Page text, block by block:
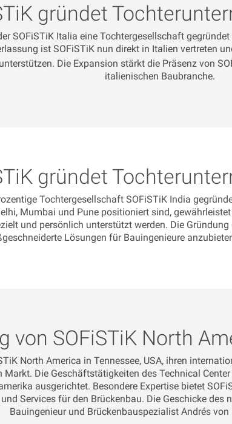
gründet
SOFiSTiK Italia eine Tochtergesellschaft
ist SOFiSTiK nun direkt in Italien vertreten
Die Expansion stärkt die Präsenz von
italienischen Baubranche.
gründet
Tochtergesellschaft SOFiSTiK India
Mumbai und Pune positioniert sind,
und persönlich unterstützt werden. Die
Lösungen für Bauingenieure
von SOFiSTiK North
North America in Tennessee, USA, ihren
Die Geschäftstätigkeiten des Technical
ausgerichtet. Besondere Expertise bietet
Services für den Brückenbau. Die Geschicke des
Bauingenieur und Brückenbauspezialist Andrés von